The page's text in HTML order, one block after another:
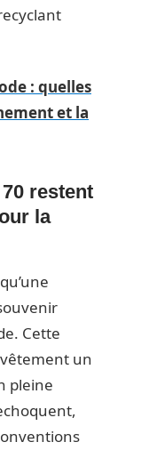
: quelles
et la
restent
la
Cette
un
pleine